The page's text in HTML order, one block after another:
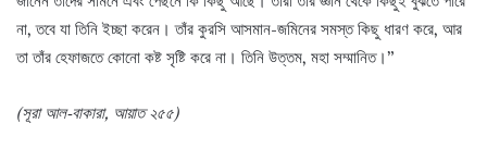
না, তবে যা তিনি ইচ্ছা করেন। তাঁর কুরসি আসমান-জমিনের সমস্ত কিছু ধারণ করে, আর
তা তাঁর হেফাজতে কোনো কষ্ট সৃষ্টি করে না। তিনি উত্তম, মহা সম্মানিত।”
(সূরা আল-বাকারা, আয়াত ২৫৫)